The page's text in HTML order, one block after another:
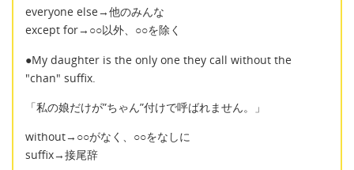
everyone else→他のみんな
except for→○○以外、○○を除く
●My daughter is the only one they call without the
"chan" suffix.
「私の娘だけが”ちゃん”付けで呼ばれません。」
without→○○がなく、○○をなしに
suffix→接尾辞